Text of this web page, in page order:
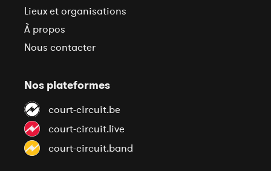
Lieux et organisations
À propos
Nous contacter
Nos plateformes
court-circuit.be
court-circuit.live
court-circuit.band